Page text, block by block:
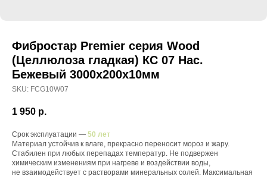
Фибростар Premier серия Wood
(Целлюлоза гладкая) КС 07 Нас.
Бежевый 3000х200х10мм
SKU: FCG10W07
1 950 р.
Срок эксплуатации — 50 лет
Материал устойчив к влаге, прекрасно переносит мороз и жару.
Стабилен при любых перепадах температур. Не подвержен
химическим изменениям при нагреве и воздействии воды,
не взаимодействует с растворами минеральных солей. Максимальная